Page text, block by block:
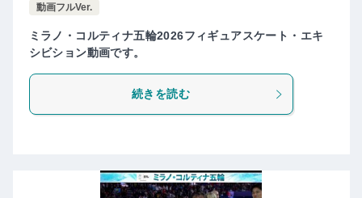
動画フルVer.
ミラノ・コルティナ五輪2026フィギュアスケート・エキ
シビション動画です。
続きを読む